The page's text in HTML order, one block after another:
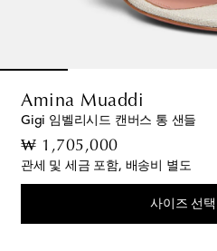
Amina Muaddi
Gigi 임벨리시드 캔버스 통 샌들
₩ 1,705,000original price
관세 및 세금 포함, 배송비 별도
사이즈 선택